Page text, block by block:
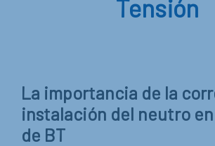
Tensión
La importancia de la
instalación del neutro
de BT